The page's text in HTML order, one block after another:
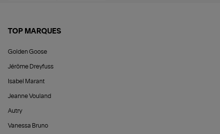
TOP MARQUES
Golden Goose
Jérôme Dreyfuss
Isabel Marant
Jeanne Vouland
Autry
Vanessa Bruno